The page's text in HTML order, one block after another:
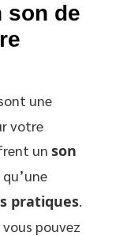
son de
une
votre
un son
pratiques.
pouvez